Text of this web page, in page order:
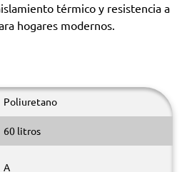
térmico y resistencia a
hogares modernos.
Poliuretano
60 litros
A